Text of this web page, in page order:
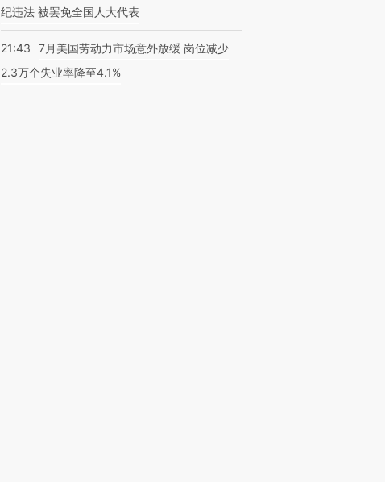
纪违法 被罢免全国人大代表
21:43
7月美国劳动力市场意外放缓 岗位减少
2.3万个失业率降至4.1%